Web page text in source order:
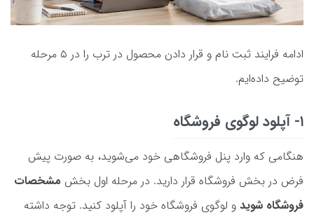
ادامه فرایند ثبت نام و قرار دادن محصول در ترب را در ۵ مرحله
توضیح داده‌ایم.
۱- آپلود لوگوی فروشگاه
هنگامی که وارد پنل فروشگاهی خود می‌شوید، به صورت پیش
فرض در بخش فروشگاه قرار دارید. در مرحله اول بخش مشخصات
فروشگاه شوید و لوگوی فروشگاه خود را آپلود کنید. توجه داشته